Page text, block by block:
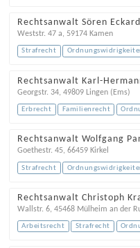
Rechtsanwalt Sören
Weststr. 47 a, 59174 Kamen
Strafrecht
Rechtsanwalt Karl-
Georgstr. 34, 49809 Lingen (Ems)
Erbrecht Familienrecht
Rechtsanwalt Wolfgang
Goethestr. 45, 66459 Kirkel
Strafrecht
Rechtsanwalt Christoph
Wallstr. 6, 45468 Mülheim an der
Arbeitsrecht Strafrecht